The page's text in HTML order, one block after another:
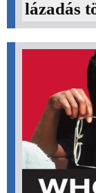
lázadás